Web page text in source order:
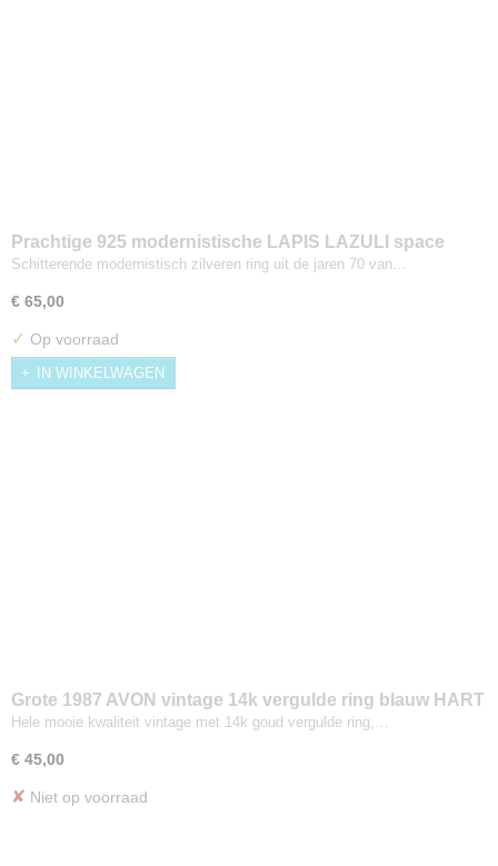
Prachtige 925 modernistische LAPIS LAZULI space
age ring Maat 17
Schitterende modernistisch zilveren ring uit de jaren 70 van…
€ 65,00
✓ Op voorraad
IN WINKELWAGEN
Grote 1987 AVON vintage 14k vergulde ring blauw HART
Maat 17
Hele mooie kwaliteit vintage met 14k goud vergulde ring,…
€ 45,00
✘ Niet op voorraad